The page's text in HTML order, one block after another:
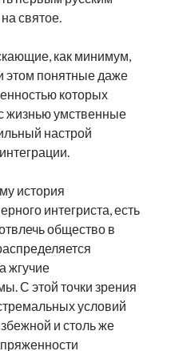
святое.
как минимум,
этом понятные даже
которых
жизнью умственные
настрой
история
интегриста, есть
общество в
жгучие
С этой точки зрения
условий
и столь же